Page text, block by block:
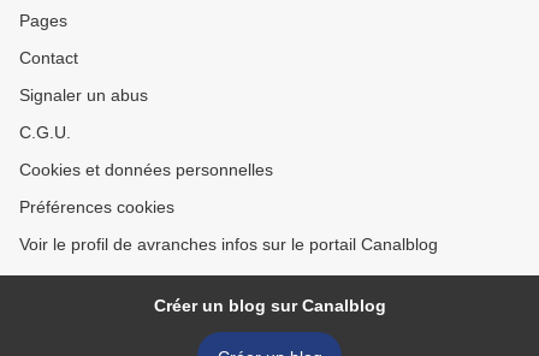
Pages
Contact
Signaler un abus
C.G.U.
Cookies et données personnelles
Préférences cookies
Voir le profil de avranches infos sur le portail Canalblog
Créer un blog sur Canalblog